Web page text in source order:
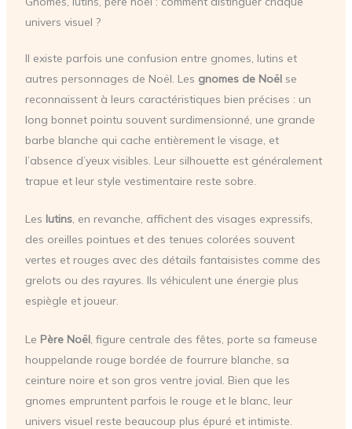
univers visuel ?
Il existe parfois une confusion entre gnomes, lutins et
autres personnages de Noël. Les gnomes de Noëlse
reconnaissent à leurs caractéristiques bien précises : un
long bonnet pointu souvent surdimensionné, une grande
barbe blanche qui cache entièrement le visage, et
l’absence d’yeux visibles. Leur silhouette est généralement
trapue et leur style vestimentaire reste sobre.
Les lutins, en revanche, affichent des visages expressifs,
des oreilles pointues et des tenues colorées souvent
vertes et rouges avec des détails fantaisistes comme des
grelots ou des rayures. Ils véhiculent une énergie plus
espiègle et joueur.
Le Père Noël, figure centrale des fêtes, porte sa fameuse
houppelande rouge bordée de fourrure blanche, sa
ceinture noire et son gros ventre jovial. Bien que les
gnomes empruntent parfois le rouge et le blanc, leur
univers visuel reste beaucoup plus épuré et intimiste.